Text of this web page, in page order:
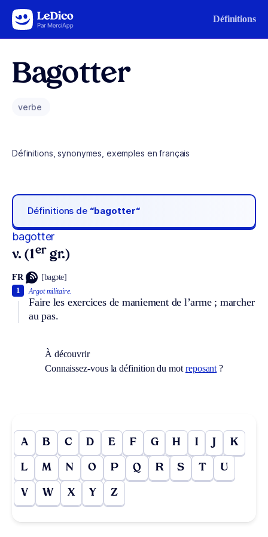
Aller au contenu Définitions
Bagotter
verbe
Définitions, synonymes, exemples en français
Définitions de “bagotter“
bagotter
v. (1er gr.)
FR [bagɔte]
Argot militaire.
Faire les exercices de maniement de l’arme ; marcher
au pas.
1
À découvrir
Connaissez-vous la définition du mot reposant ?
A B C D E F G H I J K
L M N O P Q R S T U
V W X Y Z